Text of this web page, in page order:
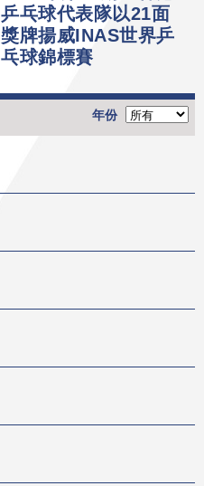
乒乓球代表隊以21面
獎牌揚威INAS世界乒
乓球錦標賽
年份